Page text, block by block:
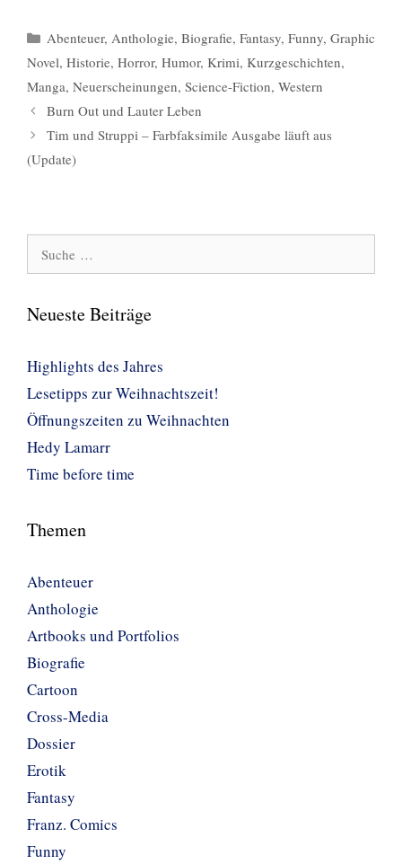
Kategorien
Abenteuer, Anthologie, Biografie, Fantasy, Funny, Graphic
Novel, Historie, Horror, Humor, Krimi, Kurzgeschichten,
Manga, Neuerscheinungen, Science-Fiction, Western
Burn Out und Lauter Leben
Tim und Struppi – Farbfaksimile Ausgabe läuft aus
(Update)
Neueste Beiträge
Highlights des Jahres
Lesetipps zur Weihnachtszeit!
Öffnungszeiten zu Weihnachten
Hedy Lamarr
Time before time
Themen
Abenteuer
Anthologie
Artbooks und Portfolios
Biografie
Cartoon
Cross-Media
Dossier
Erotik
Fantasy
Franz. Comics
Funny